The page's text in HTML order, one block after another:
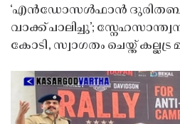
‘എൻഡോസൾഫാൻ
വാക്ക് പാലിച്ചു’;
കോടി, സ്വാഗതം ചെയ്ത്